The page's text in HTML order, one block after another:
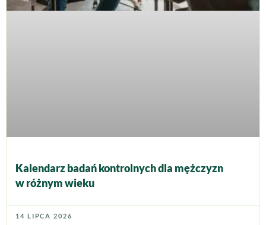
Kalendarz badań kontrolnych dla mężczyzn
w różnym wieku
14 LIPCA 2026